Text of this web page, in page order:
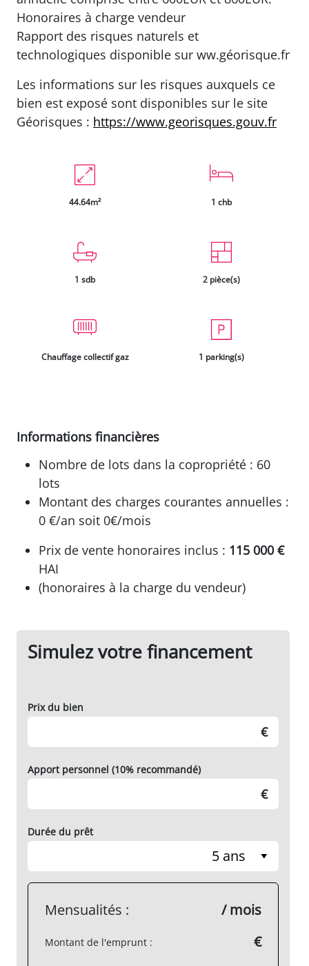
Honoraires à charge vendeur
Rapport des risques naturels et
technologiques disponible sur ww.géorisque.fr
Les informations sur les risques auxquels ce
bien est exposé sont disponibles sur le site
Géorisques : https://www.georisques.gouv.fr
44.64m² 1 chb
1 sdb 2 pièce(s)
Chauffage collectif gaz 1 parking(s)
Informations financières
Nombre de lots dans la copropriété : 60
lots
Montant des charges courantes annuelles :
0 €/an soit 0€/mois
Prix de vente honoraires inclus : 115 000 €
HAI
(honoraires à la charge du vendeur)
Simulez votre financement
Prix du bien
€
Apport personnel (10% recommandé)
€
Durée du prêt
5 ans
Mensualités : / mois
Montant de l'emprunt :
€